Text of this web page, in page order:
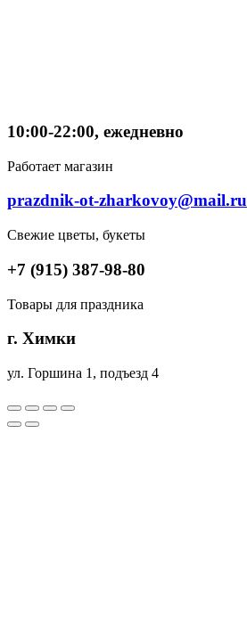
10:00-22:00, ежедневно
Работает магазин
prazdnik-ot-zharkovoy@mail.ru
Свежие цветы, букеты
+7 (915) 387-98-80
Товары для праздника
г. Химки
ул. Горшина 1, подъезд 4